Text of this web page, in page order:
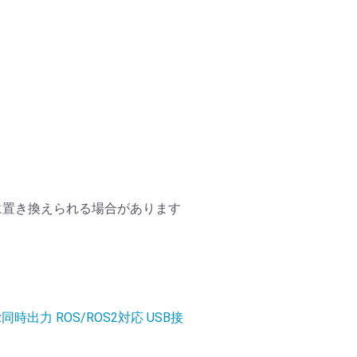
き換えられる場合があります
時出力 ROS/ROS2対応 USB接